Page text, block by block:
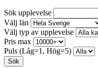
Sök upplevelse
Välj län
Välj typ av upplevelse
Pris max
Puls (Låg=1, Hög=5)